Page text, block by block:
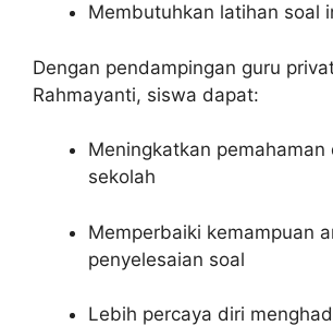
Membutuhkan latihan soal
Dengan pendampingan guru
Rahmayanti, siswa dapat:
Meningkatkan pemahaman
sekolah
Memperbaiki kemampuan
penyelesaian soal
Lebih percaya diri